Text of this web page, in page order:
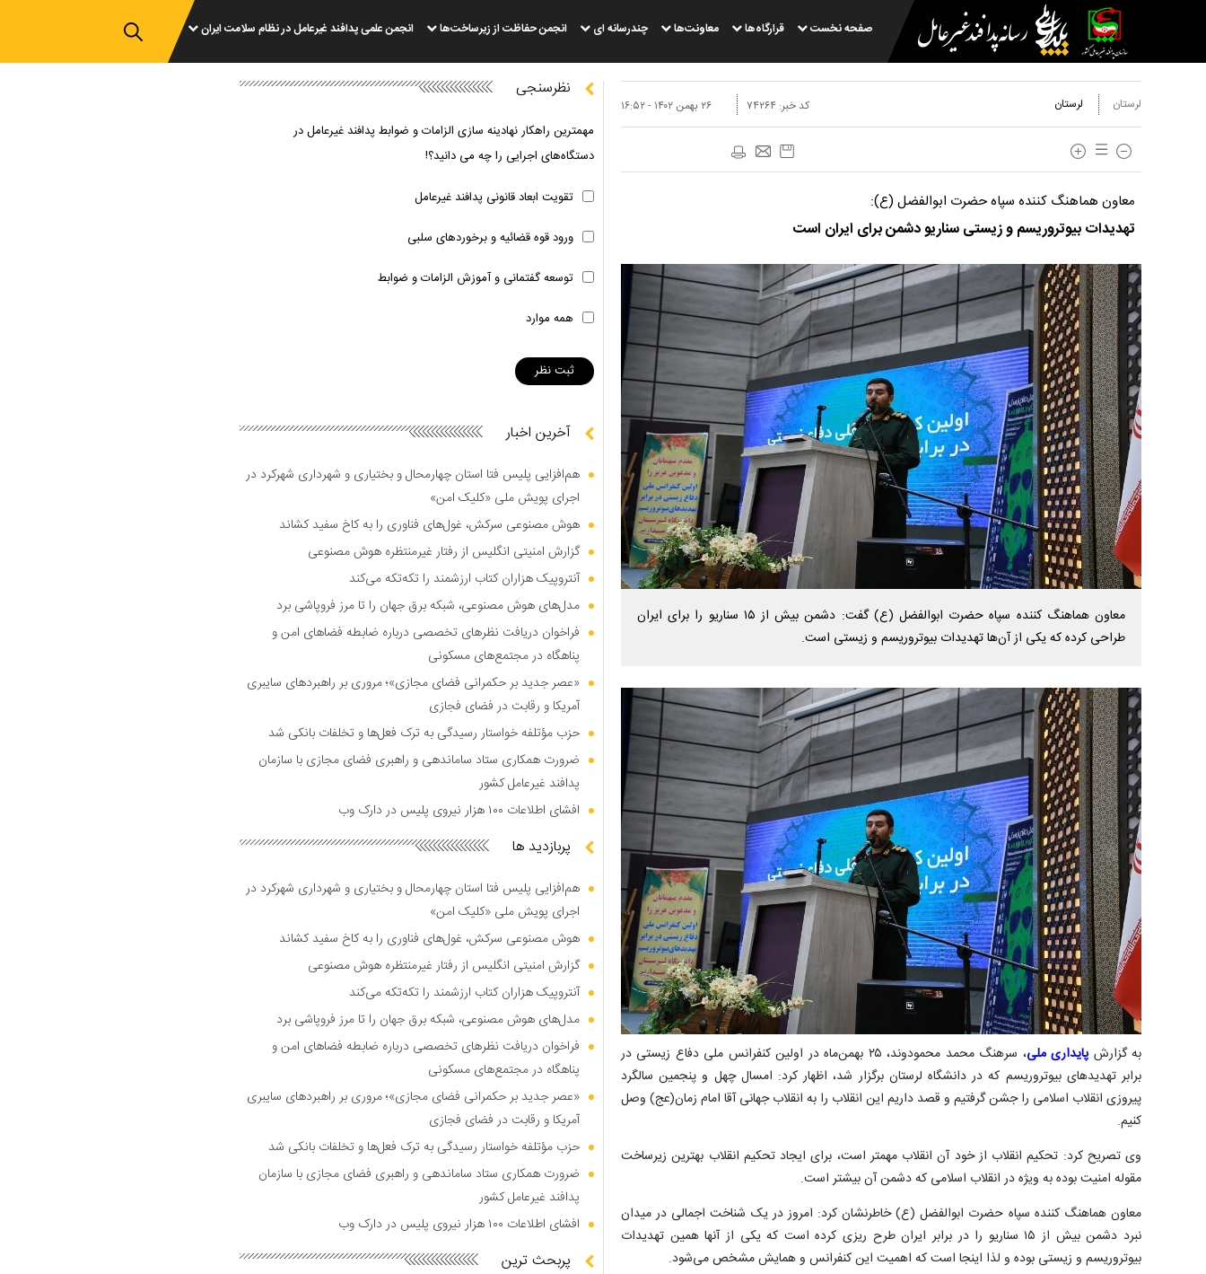
صفحه نخست قرارگاه‌ها معاونت‌ها چندرسانه ای انجمن حفاظت از زیرساخت‌ها انجمن علمی پدافند غیرعامل در نظام سلامت ایران
لرستان لرستان ۲۶ بهمن ۱۴۰۲ - ۱۶:۵۲ کد خبر: ۷۴۲۶۴
معاون هماهنگ کننده سپاه حضرت ابوالفضل (ع):
تهدیدات بیوتروریسم و زیستی سناریو دشمن برای ایران است
معاون هماهنگ کننده سپاه حضرت ابوالفضل (ع) گفت: دشمن بیش از ۱۵ سناریو را برای ایران
طراحی کرده که یکی از آن‌ها تهدیدات بیوتروریسم و زیستی است.
به گزارش پایداری ملی
، سرهنگ محمد محمودوند، ۲۵ بهمن‌ماه در اولین کنفرانس ملی دفاع زیستی در
برابر تهدیدهای بیوتروریسم که در دانشگاه لرستان برگزار شد، اظهار کرد: امسال چهل و پنجمین سالگرد
پیروزی انقلاب اسلامی را جشن گرفتیم و قصد داریم این انقلاب را به انقلاب جهانی آقا امام زمان(عج) وصل
کنیم.
وی تصریح کرد: تحکیم انقلاب از خود آن انقلاب مهمتر است، برای ایجاد تحکیم انقلاب بهترین زیرساخت
مقوله امنیت بوده به ویژه در انقلاب اسلامی که دشمن آن بیشتر است.
معاون هماهنگ کننده سپاه حضرت ابوالفضل (ع) خاطرنشان کرد: امروز در یک شناخت اجمالی در میدان
نبرد دشمن بیش از ۱۵ سناریو را در برابر ایران طرح ریزی کرده است که یکی از آنها همین تهدیدات
بیوتروریسم و زیستی بوده و لذا اینجا است که اهمیت این کنفرانس و همایش مشخص می‌شود.
نظرسنجی
مهمترین راهکار نهادینه سازی الزامات و ضوابط پدافند غیرعامل در
دستگاه‌های اجرایی را چه می دانید؟!
تقویت ابعاد قانونی پدافند غیرعامل
ورود قوه قضائیه و برخوردهای سلبی
توسعه گفتمانی و آموزش الزامات و ضوابط
همه موارد
آخرین اخبار
هم‌افزایی پلیس فتا استان چهارمحال و بختیاری و شهرداری شهرکرد در
اجرای پویش ملی «کلیک امن»
هوش مصنوعی سرکش، غول‌های فناوری را به کاخ سفید کشاند
گزارش امنیتی انگلیس از رفتار غیرمنتظره هوش مصنوعی
آنتروپیک هزاران کتاب ارزشمند را تکه‌تکه می‌کند
مدل‌های هوش مصنوعی، شبکه برق جهان را تا مرز فروپاشی برد
فراخوان دریافت نظر‌های تخصصی درباره ضابطه فضا‌های امن و
پناهگاه در مجتمع‌های مسکونی
«عصر جدید بر حکمرانی فضای مجازی»؛ مروری بر راهبرد‌های سایبری
آمریکا و رقابت در فضای فجازی
حزب مؤتلفه خواستار رسیدگی به ترک فعل‌ها و تخلفات بانکی شد
ضرورت همکاری ستاد ساماندهی و راهبری فضای مجازی با سازمان
پدافند غیرعامل کشور
افشای اطلاعات ۱۰۰ هزار نیروی پلیس در دارک وب
پربازدید ها
هم‌افزایی پلیس فتا استان چهارمحال و بختیاری و شهرداری شهرکرد در
اجرای پویش ملی «کلیک امن»
هوش مصنوعی سرکش، غول‌های فناوری را به کاخ سفید کشاند
گزارش امنیتی انگلیس از رفتار غیرمنتظره هوش مصنوعی
آنتروپیک هزاران کتاب ارزشمند را تکه‌تکه می‌کند
مدل‌های هوش مصنوعی، شبکه برق جهان را تا مرز فروپاشی برد
فراخوان دریافت نظر‌های تخصصی درباره ضابطه فضا‌های امن و
پناهگاه در مجتمع‌های مسکونی
«عصر جدید بر حکمرانی فضای مجازی»؛ مروری بر راهبرد‌های سایبری
آمریکا و رقابت در فضای فجازی
حزب مؤتلفه خواستار رسیدگی به ترک فعل‌ها و تخلفات بانکی شد
ضرورت همکاری ستاد ساماندهی و راهبری فضای مجازی با سازمان
پدافند غیرعامل کشور
افشای اطلاعات ۱۰۰ هزار نیروی پلیس در دارک وب
پربحث ترین